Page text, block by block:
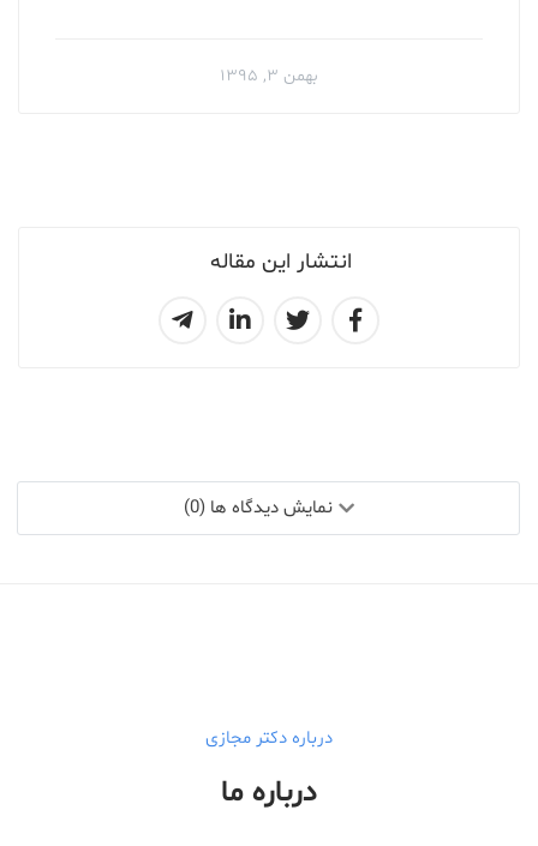
انتشار این مقاله
بهمن ۳, ۱۳۹۵
نمایش دیدگاه ها (0)
درباره دکتر مجازی
درباره ما